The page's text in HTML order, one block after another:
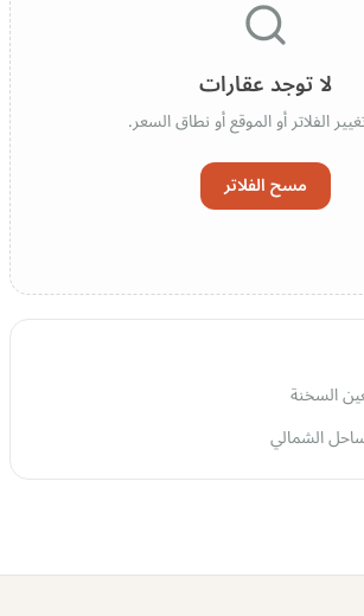
لا توجد عقارات
الفلاتر أو الموقع أو نطاق السعر.
مسح الفلاتر
السخنة
الشمالي